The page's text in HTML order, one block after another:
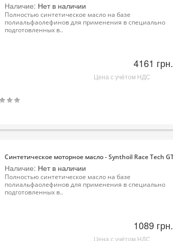
Наличие: Нет в наличии
Полностью синтетическое масло на базе
полиальфаолефинов для применения в специально
подготовленных в..
4161 грн.
Цена с учётом НДС
Синтетическое моторное масло - Synthoil Race Tech
Наличие: Нет в наличии
Полностью синтетическое масло на базе
полиальфаолефинов для применения в специально
подготовленных в..
1089 грн.
Цена с учётом НДС